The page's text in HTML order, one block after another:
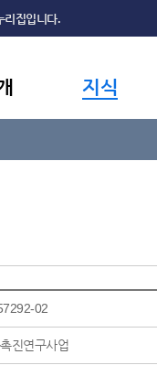
리집입니다.
지식
02
진연구사업